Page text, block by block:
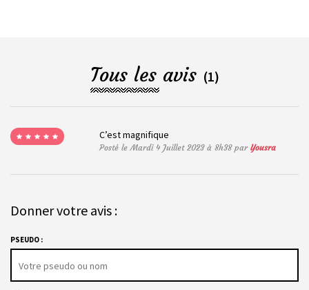
Tous les avis (1)
C’est magnifique
Posté le Mardi 4 Juillet 2023 à 8h38 parYousra
Donner votre avis :
PSEUDO :